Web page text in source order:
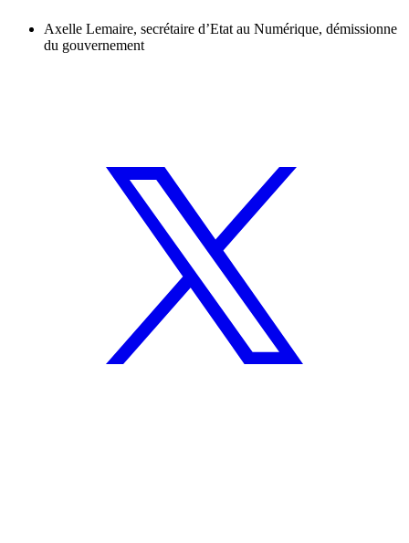
Axelle Lemaire, secrétaire d’Etat au Numérique, démissionne
du gouvernement